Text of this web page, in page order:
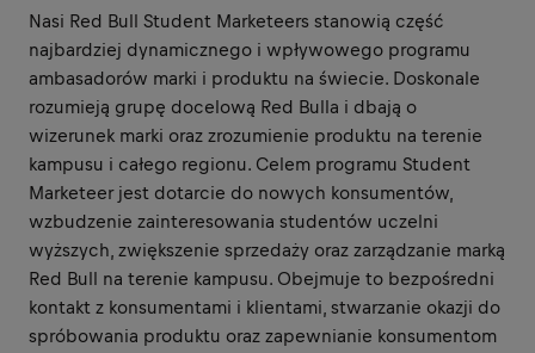
Nasi Red Bull Student Marketeers stanowią część
najbardziej dynamicznego i wpływowego programu
ambasadorów marki i produktu na świecie. Doskonale
rozumieją grupę docelową Red Bulla i dbają o
wizerunek marki oraz zrozumienie produktu na terenie
kampusu i całego regionu. Celem programu Student
Marketeer jest dotarcie do nowych konsumentów,
wzbudzenie zainteresowania studentów uczelni
wyższych, zwiększenie sprzedaży oraz zarządzanie marką
Red Bull na terenie kampusu. Obejmuje to bezpośredni
kontakt z konsumentami i klientami, stwarzanie okazji do
spróbowania produktu oraz zapewnianie konsumentom